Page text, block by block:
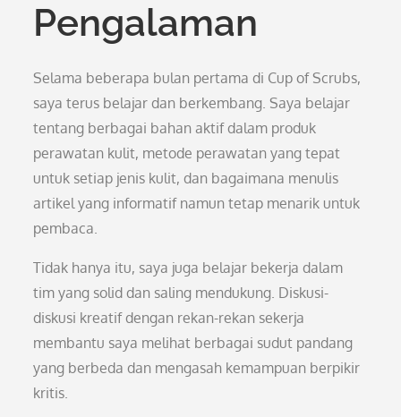
Pengalaman
Selama beberapa bulan pertama di Cup of Scrubs,
saya terus belajar dan berkembang. Saya belajar
tentang berbagai bahan aktif dalam produk
perawatan kulit, metode perawatan yang tepat
untuk setiap jenis kulit, dan bagaimana menulis
artikel yang informatif namun tetap menarik untuk
pembaca.
Tidak hanya itu, saya juga belajar bekerja dalam
tim yang solid dan saling mendukung. Diskusi-
diskusi kreatif dengan rekan-rekan sekerja
membantu saya melihat berbagai sudut pandang
yang berbeda dan mengasah kemampuan berpikir
kritis.